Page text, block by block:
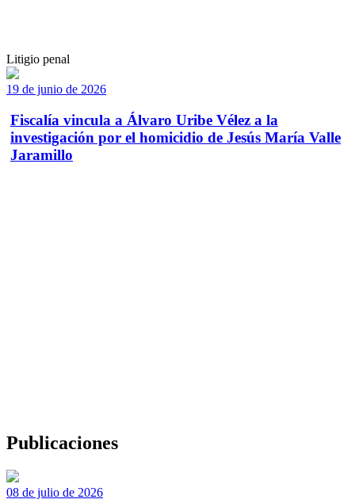
Litigio penal
19 de junio de 2026
Fiscalía vincula a Álvaro Uribe Vélez a la
investigación por el homicidio de Jesús María Valle
Jaramillo
Publicaciones
08 de julio de 2026